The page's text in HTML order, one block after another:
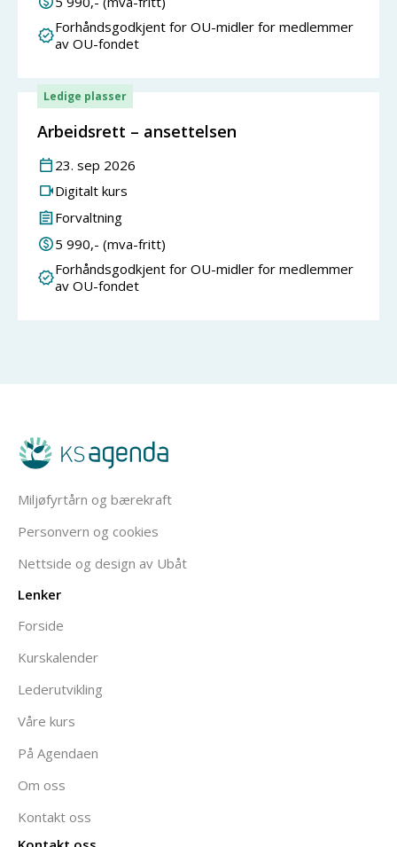
Forhåndsgodkjent for OU-midler for medlemmer
av OU-fondet
Ledige plasser
Arbeidsrett – ansettelsen
23. sep 2026
Digitalt kurs
Forvaltning
5 990,- (mva-fritt)
Forhåndsgodkjent for OU-midler for medlemmer
av OU-fondet
Miljøfyrtårn og bærekraft
Personvern og cookies
Nettside og design av Ubåt
Lenker
Forside
Kurskalender
Lederutvikling
Våre kurs
På Agendaen
Om oss
Kontakt oss